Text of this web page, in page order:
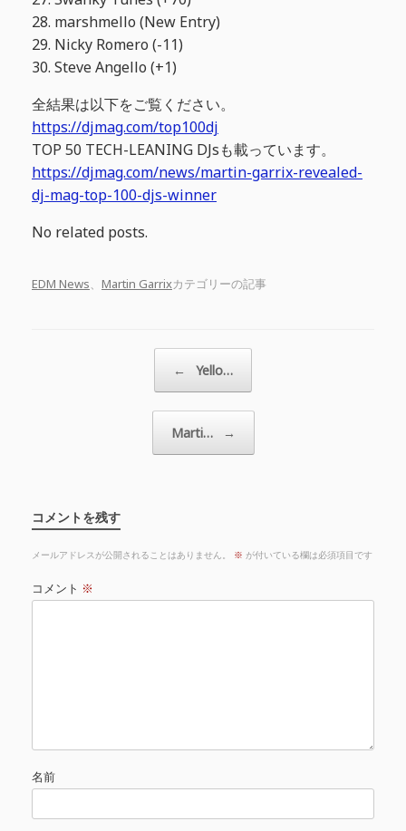
28. marshmello (New Entry)
29. Nicky Romero (-11)
30. Steve Angello (+1)
全結果は以下をご覧ください。
https://djmag.com/top100dj
TOP 50 TECH-LEANING DJsも載っています。
https://djmag.com/news/martin-garrix-revealed-
dj-mag-top-100-djs-winner
No related posts.
EDM News、 Martin Garrixカテゴリーの記事
← Yello…
Marti… →
コメントを残す
メールアドレスが公開されることはありません。 ※ が付いている欄は必須項目です
コメント ※
名前